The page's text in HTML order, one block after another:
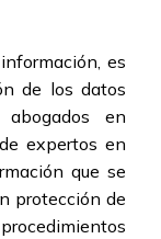
es
de los datos
en
expertos en
que se
protección de